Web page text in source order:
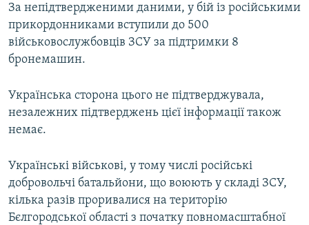
За непідтвердженими даними, у бій із російськими
прикордонниками вступили до 500
військовослужбовців ЗСУ за підтримки 8
бронемашин.
Українська сторона цього не підтверджувала,
незалежних підтверджень цієї інформації також
немає.
Українські військові, у тому числі російські
добровольчі батальйони, що воюють у складі ЗСУ,
кілька разів проривалися на територію
Бєлгородської області з початку повномасштабної